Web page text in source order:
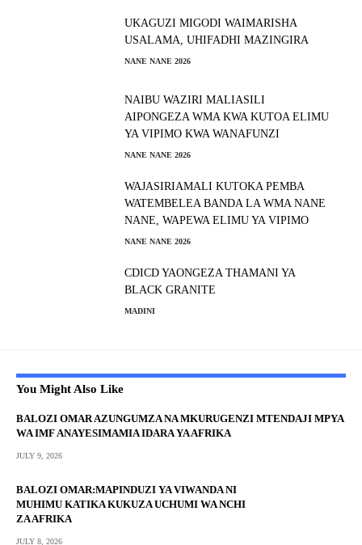
UKAGUZI MIGODI WAIMARISHA
USALAMA, UHIFADHI MAZINGIRA
NANE NANE 2026
NAIBU WAZIRI MALIASILI
AIPONGEZA WMA KWA KUTOA ELIMU
YA VIPIMO KWA WANAFUNZI
NANE NANE 2026
WAJASIRIAMALI KUTOKA PEMBA
WATEMBELEA BANDA LA WMA NANE
NANE, WAPEWA ELIMU YA VIPIMO
NANE NANE 2026
CDICD YAONGEZA THAMANI YA
BLACK GRANITE
MADINI
You Might Also Like
BALOZI OMAR AZUNGUMZA NA MKURUGENZI MTENDAJI MPYA
WA IMF ANAYESIMAMIA IDARA YA AFRIKA
JULY 9, 2026
BALOZI OMAR:MAPINDUZI YA VIWANDA NI
MUHIMU KATIKA KUKUZA UCHUMI WA NCHI
ZA AFRIKA
JULY 8, 2026